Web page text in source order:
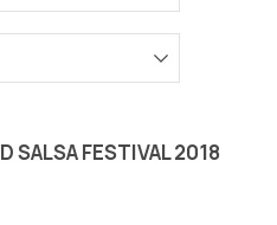
SALSA FESTIVAL 2018